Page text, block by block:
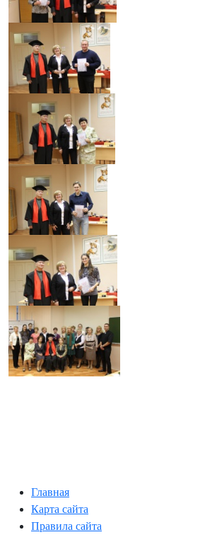
Главная
Карта сайта
Правила сайта